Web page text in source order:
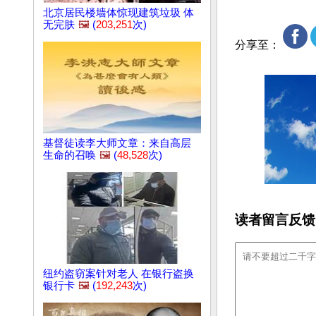
北京居民楼墙体惊现建筑垃圾 体
无完肤 🖼️ (203,251次)
基督徒读李大师文章：来自高层
生命的召唤 🖼️ (48,528次)
纽约盗窃案针对老人 在银行盗换
银行卡 🖼️ (192,243次)
分享至：
读者留言反